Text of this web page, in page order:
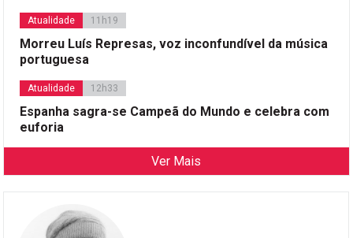
Atualidade 11h19
Morreu Luís Represas, voz inconfundível da música
portuguesa
Atualidade 12h33
Espanha sagra-se Campeã do Mundo e celebra com
euforia
Ver Mais